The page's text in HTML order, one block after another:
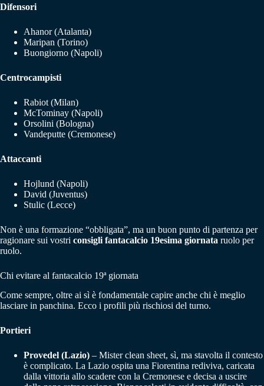
Difensori
Ahanor (Atalanta)
Maripan (Torino)
Buongiorno (Napoli)
Centrocampisti
Rabiot (Milan)
McTominay (Napoli)
Orsolini (Bologna)
Vandeputte (Cremonese)
Attaccanti
Hojlund (Napoli)
David (Juventus)
Stulic (Lecce)
Non è una formazione “obbligata”, ma un buon punto di partenza per
ragionare sui vostri consigli fantacalcio 19esima giornata ruolo per
ruolo.
Chi evitare al fantacalcio 19ª giornata
Come sempre, oltre ai sì è fondamentale capire anche chi è meglio
lasciare in panchina. Ecco i profili più rischiosi del turno.
Portieri
Provedel (Lazio) – Mister clean sheet, sì, ma stavolta il contesto
è complicato. La Lazio ospita una Fiorentina rediviva, caricata
dalla vittoria allo scadere con la Cremonese e decisa a uscire